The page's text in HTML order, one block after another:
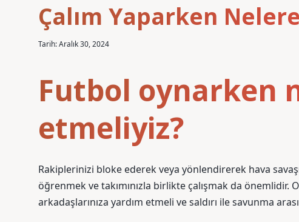
Çalım Yaparken
Tarih: Aralık 30, 2024
Futbol oynarken
etmeliyiz?
Rakiplerinizi bloke ederek veya yönlendirerek hava
öğrenmek ve takımınızla birlikte çalışmak da önemlidir.
arkadaşlarınıza yardım etmeli ve saldırı ile savunma